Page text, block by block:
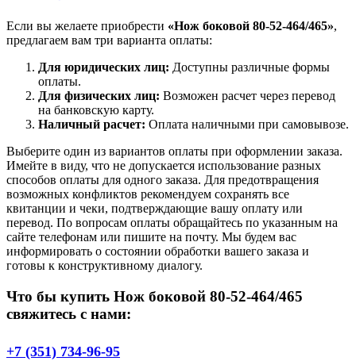
Если вы желаете приобрести «Нож боковой 80-52-464/465»,
предлагаем вам три варианта оплаты:
Для юридических лиц: Доступны различные формы
оплаты.
Для физических лиц: Возможен расчет через перевод
на банковскую карту.
Наличный расчет: Оплата наличными при самовывозе.
Выберите один из вариантов оплаты при оформлении заказа.
Имейте в виду, что не допускается использование разных
способов оплаты для одного заказа. Для предотвращения
возможных конфликтов рекомендуем сохранять все
квитанции и чеки, подтверждающие вашу оплату или
перевод. По вопросам оплаты обращайтесь по указанным на
сайте телефонам или пишите на почту. Мы будем вас
информировать о состоянии обработки вашего заказа и
готовы к конструктивному диалогу.
Что бы купить Нож боковой 80-52-464/465
свяжитесь с нами:
+7 (351) 734-96-95